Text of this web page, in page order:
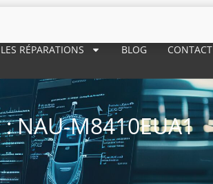
RÉPARATIONS BLOG CONTACT
: NAU-M8410EUA1